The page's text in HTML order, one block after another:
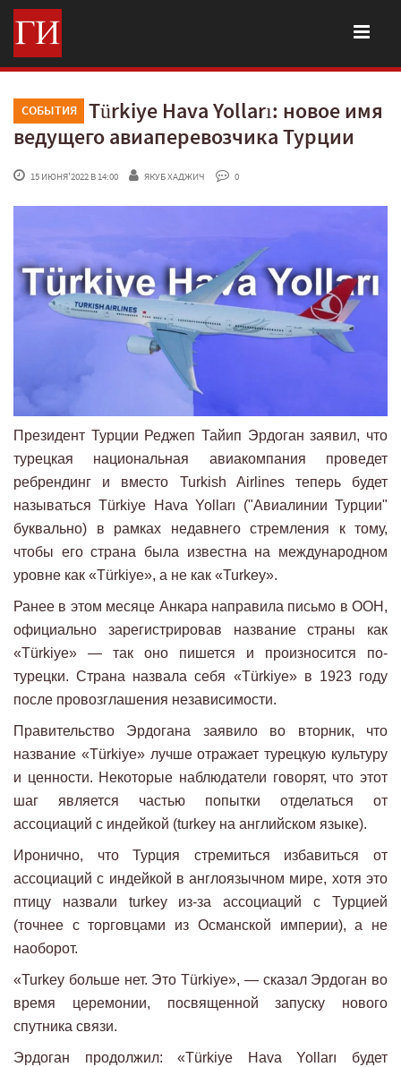
СОБЫТИЯ
Türkiye Hava Yolları: новое имя
ведущего авиаперевозчика Турции
15 ИЮНЯ'2022 В 14:00 ЯКУБ ХАДЖИЧ 0
Президент Турции Реджеп Тайип Эрдоган заявил, что
турецкая национальная авиакомпания проведет
ребрендинг и вместо Turkish Airlines теперь будет
называться Türkiye Hava Yolları ("Авиалинии Турции"
буквально) в рамках недавнего стремления к тому,
чтобы его страна была известна на международном
уровне как «Türkiye», а не как «Turkey».
Ранее в этом месяце Анкара направила письмо в ООН,
официально зарегистрировав название страны как
«Türkiye» — так оно пишется и произносится по-
турецки. Страна назвала себя «Türkiye» в 1923 году
после провозглашения независимости.
Правительство Эрдогана заявило во вторник, что
название «Türkiye» лучше отражает турецкую культуру
и ценности. Некоторые наблюдатели говорят, что этот
шаг является частью попытки отделаться от
ассоциаций с индейкой (turkey на английском языке).
Иронично, что Турция стремиться избавиться от
ассоциаций с индейкой в англоязычном мире, хотя это
птицу назвали turkey из-за ассоциаций с Турцией
(точнее с торговцами из Османской империи), а не
наоборот.
«Turkey больше нет. Это Türkiye», — сказал Эрдоган во
время церемонии, посвященной запуску нового
спутника связи.
Эрдоган продолжил: «Türkiye Hava Yolları будет